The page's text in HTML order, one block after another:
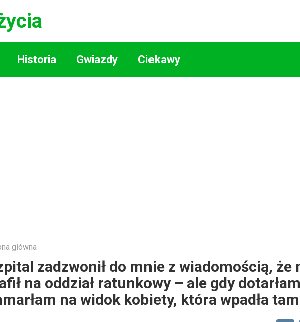
Historia Gwiazdy Ciekawy
główna
zadzwonił do mnie z wiadomością, że
na oddział ratunkowy – ale gdy
na widok kobiety, która wpadła